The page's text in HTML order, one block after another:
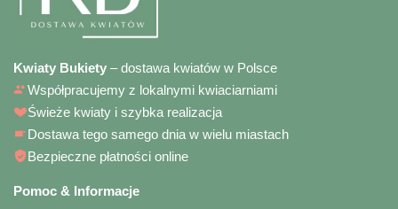
Kwiaty Bukiety – dostawa kwiatów w Polsce
Współpracujemy z lokalnymi kwiaciarniami
Świeże kwiaty i szybka realizacja
Dostawa tego samego dnia w wielu miastach
Bezpieczne płatności online
Pomoc & Informacje